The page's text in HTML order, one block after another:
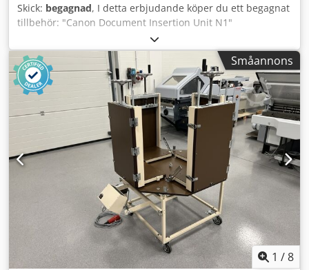
Skick: begagnad, I detta erbjudande köper du ett begagnat
tillbehör: "Canon Document Insertion Unit N1"
Försäljningsobjekt: 1 x Canon Document Insertion Unit N1
för diverse Canon-modeller Skick: Denna produkt är ett
begagnat enhet och kan därför uppvisa användningsspår
(mindre repor eller missfärgningar). Enheten är
funktionskontrollerad. Crodpfxet Rfh Eo Ac Iof Förpackning
och frakt: Du är välkommen att besöka oss för att se
enheten under våra öppettider. Vänligen boka en tid i
förväg! Sjöduglig förpackning och världsomspännande
leverans möjlig på begäran! För ytterligare information är
du självklart välkommen att kontakta oss personligen.
Småannons
1 /8